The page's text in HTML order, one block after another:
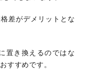
差がデメリットとな
置き換えるのではな
すすめです。